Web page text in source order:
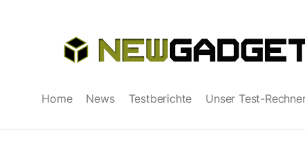
Home News Testberichte Unser Test-